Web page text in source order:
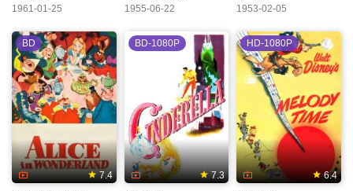
1961-01-25 1955-06-22 1953-02-05
7.4
BD
7.3
BD-1080P
6.4
HD-1080P